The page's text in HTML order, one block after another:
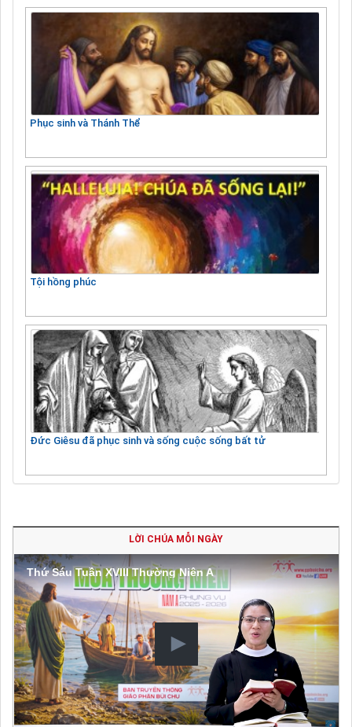
Phục sinh và Thánh Thể
Tội hồng phúc
Đức Giêsu đã phục sinh và sống cuộc sống bất tử
LỜI CHÚA MỖI NGÀY
Thứ Sáu Tuần XVIII Thường Niên A